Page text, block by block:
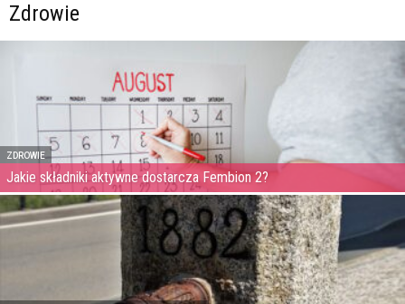
Zdrowie
ZDROWIE
Jakie składniki aktywne dostarcza Fembion 2?